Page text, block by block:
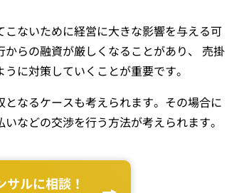
ないために経営に大きな影響を与える可
らの融資が厳しくなることがあり、 売掛
に対策していくことが重要です。
なるケースも考えられます。その場合に
などの交渉を行う方法が考えられます。
ルに相談！